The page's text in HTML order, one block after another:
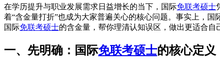
在学历提升与职业发展需求日益增长的当下，国际免联考硕士
着“含金量打折”也成为大家普遍关心的核心问题。事实上，国
国际免联考硕士的含金量，帮你理清认知误区，做出更适合自
一、先明确：国际免联考硕士的核心定义